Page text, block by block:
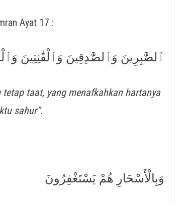
Ayat 17 :
ٱلصَّٰبِرِينَ وَٱلصَّٰدِقِينَ وَٱلْقَٰنِتِينَ
taat, yang menafkahkan hartanya
sahur”.
وَبِالْأَسْحَارِ هُمْ يَسْتَغْفِرُونَ